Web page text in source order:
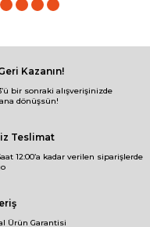
Kazanın!
bir sonraki alışverişinizde
dönüşsün!
Teslimat
12:00’a kadar verilen siparişlerde
Ürün Garantisi